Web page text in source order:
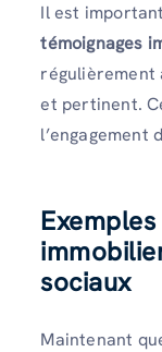
Il est
témoignages
régulièrement
et pertinent.
l’engagement
sociaux
Maintenant